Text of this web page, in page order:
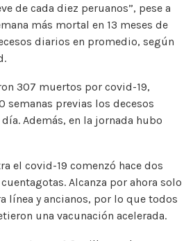
de cada diez peruanos”, pese a
más mortal en 13 meses de
diarios en promedio, según
307 muertos por covid-19,
semanas previas los decesos
Además, en la jornada hubo
el covid-19 comenzó hace dos
Alcanza por ahora solo
línea y ancianos, por lo que todos
una vacunación acelerada.